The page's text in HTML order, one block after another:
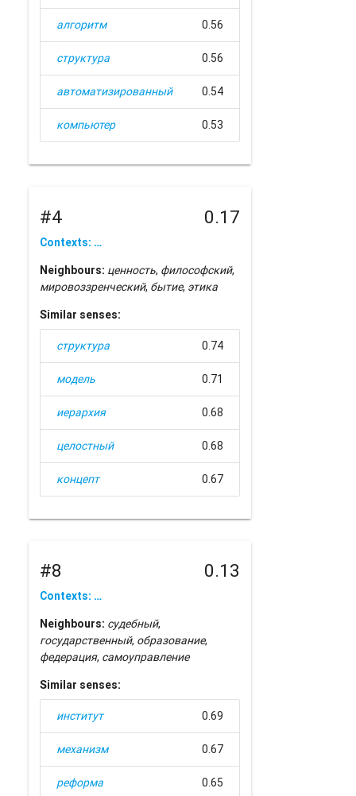
алгоритм 0.56
структура 0.56
автоматизированный 0.54
компьютер 0.53
#4 0.17
Contexts: …
Neighbours: ценность, философский,
мировоззренческий, бытие, этика
Similar senses:
структура 0.74
модель 0.71
иерархия 0.68
целостный 0.68
концепт 0.67
#8 0.13
Contexts: …
Neighbours: судебный,
государственный, образование,
федерация, самоуправление
Similar senses:
институт 0.69
механизм 0.67
реформа 0.65